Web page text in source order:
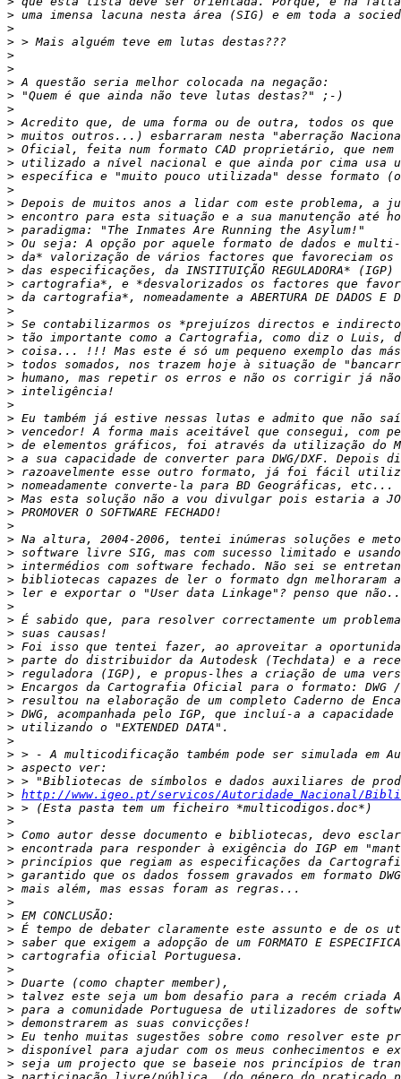
>
>
>
>
>
>
>
>
>
>
>
>
>
>
>
>
>
>
>
>
>
>
>
>
>
>
>
>
>
>
>
>
>
>
>
>
>
>
>
>
>
>
>
>
>
>
>
>
>
>
>
>
>
>
>
>
>
>
> http://www.igeo.pt/servicos/Autoridade_Nacional/
>
>
>
>
>
>
>
>
>
>
>
>
>
>
>
>
>
>
>
>